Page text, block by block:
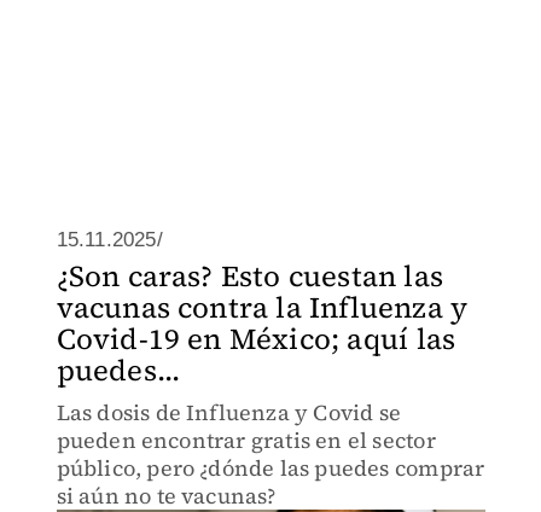
15.11.2025/
¿Son caras? Esto cuestan las
vacunas contra la Influenza y
Covid-19 en México; aquí las
puedes...
Las dosis de Influenza y Covid se
pueden encontrar gratis en el sector
público, pero ¿dónde las puedes comprar
si aún no te vacunas?